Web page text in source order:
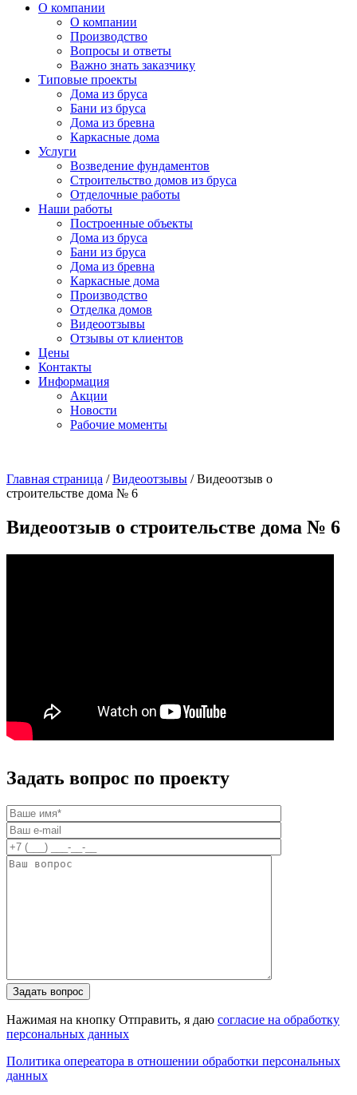
О компании
О компании
Производство
Вопросы и ответы
Важно знать заказчику
Типовые проекты
Дома из бруса
Бани из бруса
Дома из бревна
Каркасные дома
Услуги
Возведение фундаментов
Строительство домов из бруса
Отделочные работы
Наши работы
Построенные объекты
Дома из бруса
Бани из бруса
Дома из бревна
Каркасные дома
Производство
Отделка домов
Видеоотзывы
Отзывы от клиентов
Цены
Контакты
Информация
Акции
Новости
Рабочие моменты
Главная страница /Видеоотзывы /Видеоотзыв о
строительстве дома № 6
Видеоотзыв о строительстве дома № 6
Задать вопрос по проекту
Нажимая на кнопку Отправить, я даю согласие на обработку
персональных данных
Политика опереатора в отношении обработки персональных
данных